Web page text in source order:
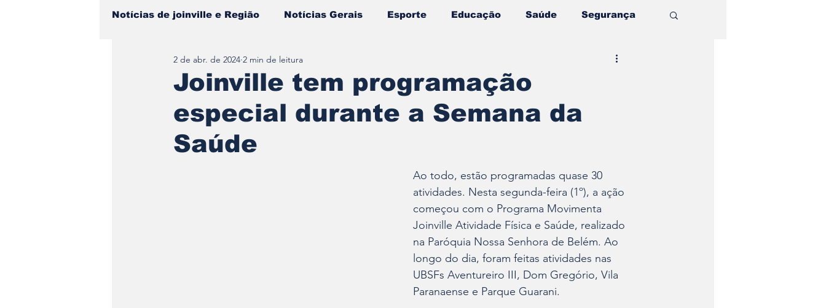
Notícias de joinville e Região Notícias Gerais Esporte Educação Saúde Segurança
Tempo\clima
Joinville tem programação
especial durante a Semana da
Saúde
2 de abr. de 2024 2 min de leitura
Ao todo, estão programadas quase 30
atividades. Nesta segunda-feira (1º), a ação
começou com o Programa Movimenta
Joinville Atividade Física e Saúde, realizado
na Paróquia Nossa Senhora de Belém. Ao
longo do dia, foram feitas atividades nas
UBSFs Aventureiro III, Dom Gregório, Vila
Paranaense e Parque Guarani.